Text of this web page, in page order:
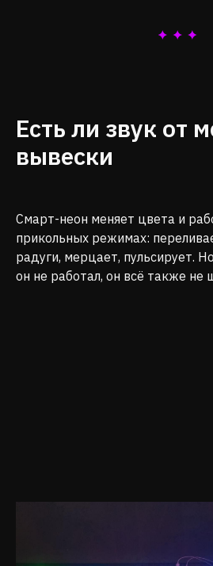
Есть ли звук от
вывески
Смарт-неон меняет цвета и
прикольных режимах:
радуги, мерцает, пульсирует.
он не работал, он всё также не